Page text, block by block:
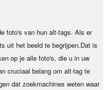
foto's van hun alt-tags. Als er
uit het beeld te begrijpen.Dat is
op je alle foto's, die u in uw
cruciaal belang om alt-tag te
dat zoekmachines weten waar